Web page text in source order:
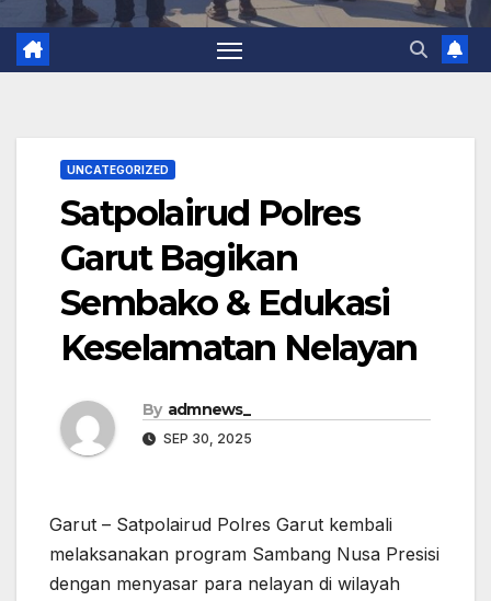
UNCATEGORIZED
Satpolairud Polres
Garut Bagikan
Sembako & Edukasi
Keselamatan Nelayan
By admnews_
SEP 30, 2025
Garut – Satpolairud Polres Garut kembali
melaksanakan program Sambang Nusa Presisi
dengan menyasar para nelayan di wilayah